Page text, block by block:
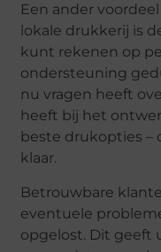
Een ander
lokale drukkerij is
kunt rekenen op
ondersteuning
nu vragen heeft
heeft bij het
beste drukopties –
klaar.
Betrouwbare
eventuele
opgelost. Dit geeft